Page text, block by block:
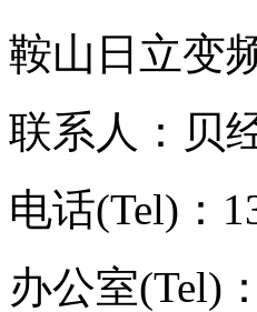
鞍山日立变
联系人：贝
电话(Tel)：
办公室(Tel)